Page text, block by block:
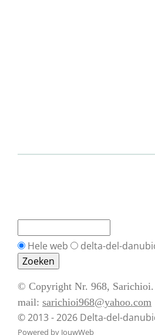
Hele web delta-del-
© Copyright Nr. 968,
mail: sarichioi968@yahoo.com
© 2013 - 2026 Delta-del-
Powered by JouwWeb